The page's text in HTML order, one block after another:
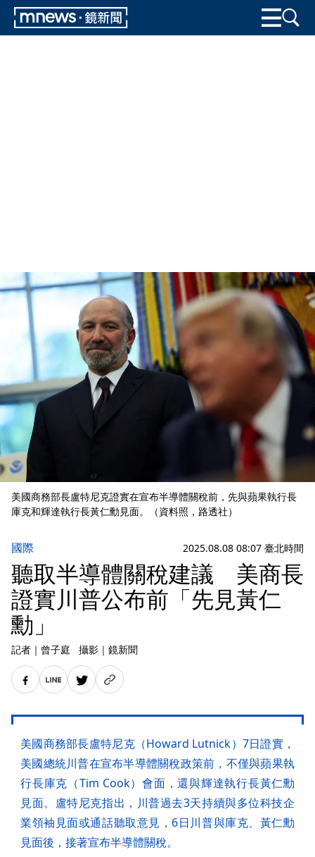
美國商務部長盧特尼克證實在宣布半導體關稅前，先與蘋果執行長
庫克和輝達執行長黃仁勳見面。（資料照，路透社）
國際 2025.08.08 08:07 臺北時間
聽取半導體關稅建議 美商長
證實川普公布前「先見黃仁
勳」
記者 ｜ 曾子庭 攝影 ｜ 鏡新聞
美國商務部長盧特尼克（Howard Lutnick）7日證實，
美國總統川普在宣布半導體關稅政策前，不僅與蘋果執
行長庫克（Tim Cook）會面，還與輝達執行長黃仁勳
見面。盧特尼克指出，川普過去3天持續與多位科技企
業領袖見面或通話聽取意見，6日川普與庫克、黃仁勳
見面後，接著宣布半導體關稅。